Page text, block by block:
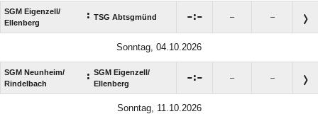
SGM Eigenzell/​
Ellenberg
: TSG Abtsgmünd : – –
Sonntag, 04.10.2026
SGM Neunheim/​
Rindelbach
: SGM Eigenzell/​
Ellenberg
: – –
Sonntag, 11.10.2026